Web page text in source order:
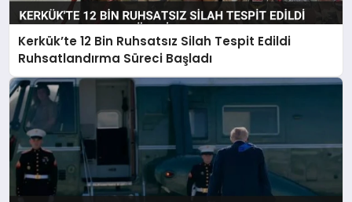
Kerkük’te 12 Bin Ruhsatsız Silah Tespit Edildi
Ruhsatlandırma Süreci Başladı